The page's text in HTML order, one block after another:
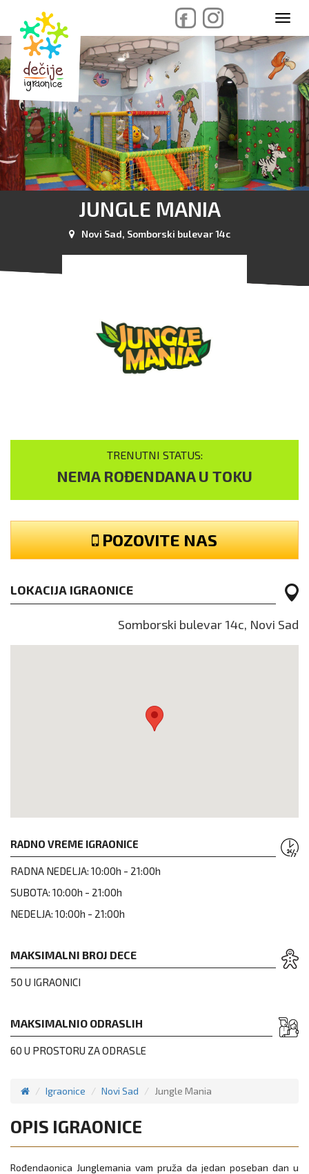
content
JUNGLE MANIA
Novi Sad, Somborski bulevar 14c
TRENUTNI STATUS:
NEMA ROĐENDANA U TOKU
POZOVITE NAS
LOKACIJA IGRAONICE
Somborski bulevar 14c, Novi Sad
RADNO VREME IGRAONICE
RADNA NEDELJA: 10:00h - 21:00h
SUBOTA: 10:00h - 21:00h
NEDELJA: 10:00h - 21:00h
MAKSIMALNI BROJ DECE
50 U IGRAONICI
MAKSIMALNIO ODRASLIH
60 U PROSTORU ZA ODRASLE
Igraonice Novi Sad Jungle Mania
OPIS IGRAONICE
Rođendaonica Junglemania vam pruža da jedan poseban dan u